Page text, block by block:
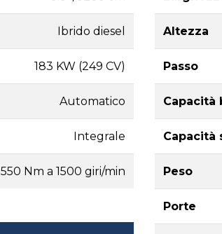
Ibrido diesel
183 KW (249 CV)
Automatico
Integrale
550 Nm a 1500 giri/min
Altezza
Passo
Capacità
Capacità
Peso
Porte